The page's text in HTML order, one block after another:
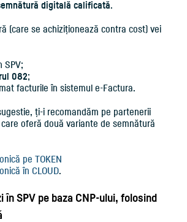
digitală calificată.
(care se achiziționează contra cost) vei
SPV;
082;
facturile în sistemul e-Factura.
ți-i recomandăm pe partenerii
oferă două variante de semnătură
pe TOKEN
în CLOUD.
în SPV pe baza CNP-ului, folosind